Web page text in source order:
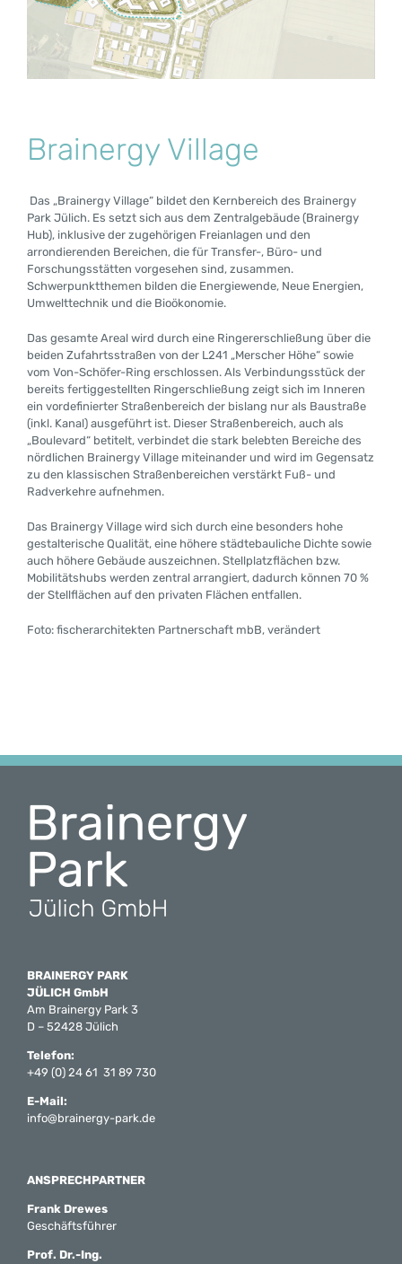
Brainergy Village
Das „Brainergy Village“ bildet den Kernbereich des Brainergy
Park Jülich. Es setzt sich aus dem Zentralgebäude (Brainergy
Hub), inklusive der zugehörigen Freianlagen und den
arrondierenden Bereichen, die für Transfer-, Büro- und
Forschungsstätten vorgesehen sind, zusammen.
Schwerpunktthemen bilden die Energiewende, Neue Energien,
Umwelttechnik und die Bioökonomie.
Das gesamte Areal wird durch eine Ringererschließung über die
beiden Zufahrtsstraßen von der L241 „Merscher Höhe“ sowie
vom Von-Schöfer-Ring erschlossen. Als Verbindungsstück der
bereits fertiggestellten Ringerschließung zeigt sich im Inneren
ein vordefinierter Straßenbereich der bislang nur als Baustraße
(inkl. Kanal) ausgeführt ist. Dieser Straßenbereich, auch als
„Boulevard“ betitelt, verbindet die stark belebten Bereiche des
nördlichen Brainergy Village miteinander und wird im Gegensatz
zu den klassischen Straßenbereichen verstärkt Fuß- und
Radverkehre aufnehmen.
Das Brainergy Village wird sich durch eine besonders hohe
gestalterische Qualität, eine höhere städtebauliche Dichte sowie
auch höhere Gebäude auszeichnen. Stellplatzflächen bzw.
Mobilitätshubs werden zentral arrangiert, dadurch können 70 %
der Stellflächen auf den privaten Flächen entfallen.
Foto: fischerarchitekten Partnerschaft mbB, verändert
BRAINERGY PARK
JÜLICH GmbH
Am Brainergy Park 3
D – 52428 Jülich
Telefon:
+49 (0) 24 61 31 89 730
E-Mail:
info@brainergy-park.de
ANSPRECHPARTNER
Frank Drewes
Geschäftsführer
Prof. Dr.-Ing.